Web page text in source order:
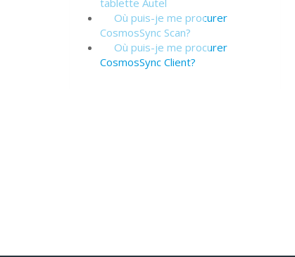
Où puis-je me procurer
CosmosSync Scan?
Où puis-je me procurer
CosmosSync Client?